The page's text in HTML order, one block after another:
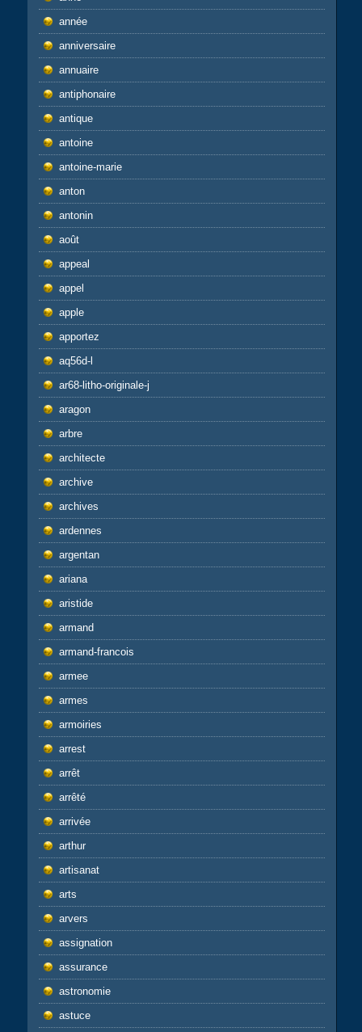
année
anniversaire
annuaire
antiphonaire
antique
antoine
antoine-marie
anton
antonin
août
appeal
appel
apple
apportez
aq56d-l
ar68-litho-originale-j
aragon
arbre
architecte
archive
archives
ardennes
argentan
ariana
aristide
armand
armand-francois
armee
armes
armoiries
arrest
arrêt
arrêté
arrivée
arthur
artisanat
arts
arvers
assignation
assurance
astronomie
astuce